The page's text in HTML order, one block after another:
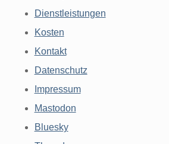
Dienstleistungen
Kosten
Kontakt
Datenschutz
Impressum
Mastodon
Bluesky